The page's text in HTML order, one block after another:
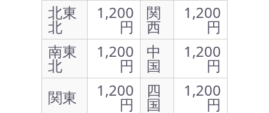
北東
北
1,200
円
関
西
1,200
円
南東
北
1,200
円
中
国
1,200
円
関東
1,200
円
四
国
1,200
円